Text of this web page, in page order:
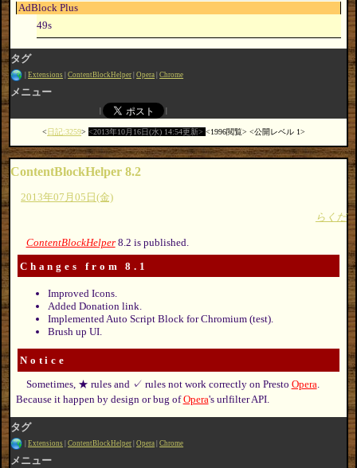
AdBlock Plus
49s
タグ
Extensions ContentBlockHelper Opera Chrome
メニュー
日記:3259 2013年10月16日(水) 14:54更新 1996閲覧 公開レベル 1
ContentBlockHelper 8.2
2013年07月05日(金)
らくだ
ContentBlockHelper8.2 is published.
Changes from 8.1
Improved Icons.
Added Donation link.
Implemented Auto Script Block for Chromium (test).
Brush up UI.
Notice
Sometimes, ★ rules and ✓ rules not work correctly on Presto Opera.
Because it happen by design or bug ofOpera's urlfilter API.
タグ
Extensions ContentBlockHelper Opera Chrome
メニュー